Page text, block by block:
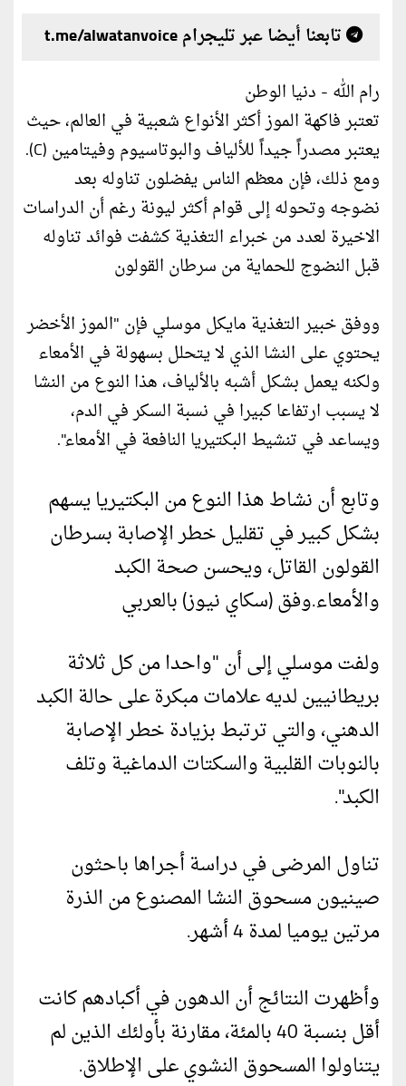
تابعنا أيضا عبر تليجرام t.me/alwatanvoice
رام الله - دنيا الوطن
تعتبر فاكهة الموز أكثر الأنواع شعبية في العالم، حيث
يعتبر مصدراً جيداً للألياف والبوتاسيوم وفيتامين (C).
ومع ذلك، فإن معظم الناس يفضلون تناوله بعد
نضوجه وتحوله إلى قوام أكثر ليونة رغم أن الدراسات
الاخيرة لعدد من خبراء التغذية كشفت فوائد تناوله
قبل النضوج للحماية من سرطان القولون
ووفق خبير التغذية مايكل موسلي فإن "الموز الأخضر
يحتوي على النشا الذي لا يتحلل بسهولة في الأمعاء
ولكنه يعمل بشكل أشبه بالألياف، هذا النوع من النشا
لا يسبب ارتفاعا كبيرا في نسبة السكر في الدم،
ويساعد في تنشيط البكتيريا النافعة في الأمعاء".
وتابع أن نشاط هذا النوع من البكتيريا يسهم
بشكل كبير في تقليل خطر الإصابة بسرطان
القولون القاتل، ويحسن صحة الكبد
والأمعاء.وفق (سكاي نيوز) بالعربي
ولفت موسلي إلى أن "واحدا من كل ثلاثة
بريطانيين لديه علامات مبكرة على حالة الكبد
الدهني، والتي ترتبط بزيادة خطر الإصابة
بالنوبات القلبية والسكتات الدماغية وتلف
الكبد".
تناول المرضى في دراسة أجراها باحثون
صينيون مسحوق النشا المصنوع من الذرة
مرتين يوميا لمدة 4 أشهر.
وأظهرت النتائج أن الدهون في أكبادهم كانت
أقل بنسبة 40 بالمئة، مقارنة بأولئك الذين لم
يتناولوا المسحوق النشوي على الإطلاق.